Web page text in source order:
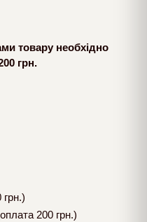
товару необхідно
грн.
200 грн.)